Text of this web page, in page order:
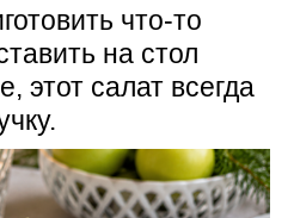
что-то
на стол
этот салат всегда